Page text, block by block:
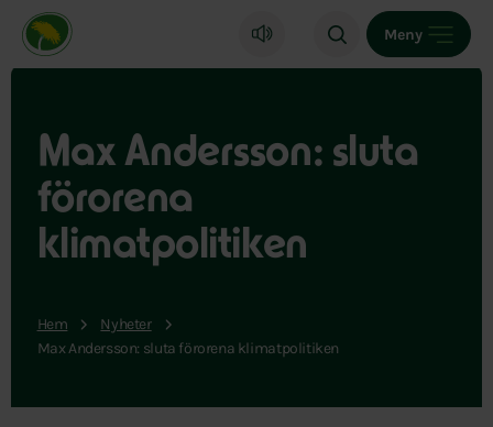
Miljöpartiet de gröna, startsida
Meny
Max Andersson: sluta
förorena
klimatpolitiken
Hem
Nyheter
Max Andersson: sluta förorena klimatpolitiken